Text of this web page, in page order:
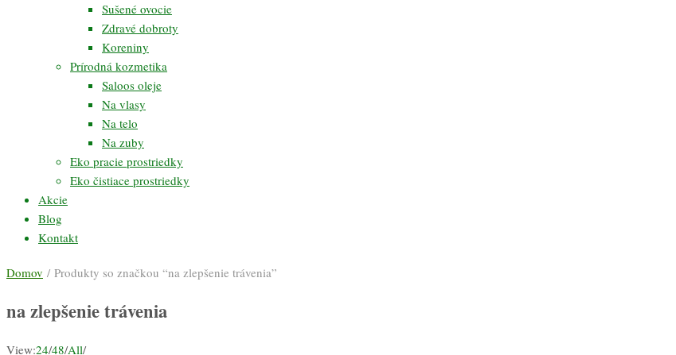
Sušené ovocie
Zdravé dobroty
Koreniny
Prírodná kozmetika
Saloos oleje
Na vlasy
Na telo
Na zuby
Eko pracie prostriedky
Eko čistiace prostriedky
Akcie
Blog
Kontakt
Domov / Produkty so značkou “na zlepšenie trávenia”
na zlepšenie trávenia
View:24/48/All/